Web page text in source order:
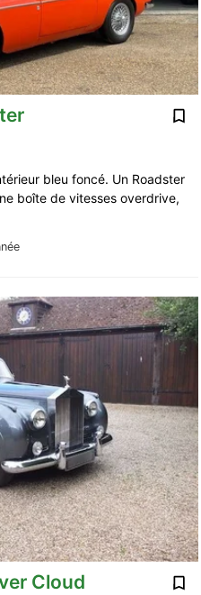
bleu foncé. Un Roadster
boîte de vitesses overdrive,
Cloud